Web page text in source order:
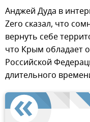
Анджей Дуда в
Zero сказал, что
вернуть себе
что Крым обладает
Российской
длительного